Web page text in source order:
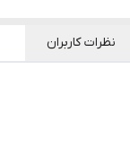
نظرات کاربران